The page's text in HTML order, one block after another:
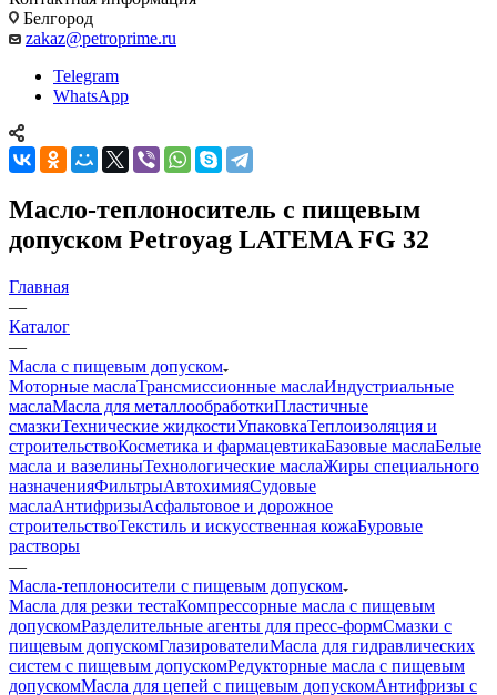
Белгород
zakaz@petroprime.ru
Telegram
WhatsApp
Масло-теплоноситель с пищевым
допуском Petroyag LATEMA FG 32
Главная
—
Каталог
—
Масла с пищевым допуском
Моторные маслаТрансмиссионные маслаИндустриальные
маслаМасла для металлообработкиПластичные
смазкиТехнические жидкостиУпаковкаТеплоизоляция и
строительствоКосметика и фармацевтикаБазовые маслаБелые
масла и вазелиныТехнологические маслаЖиры специального
назначенияФильтрыАвтохимияСудовые
маслаАнтифризыАсфальтовое и дорожное
строительствоТекстиль и искусственная кожаБуровые
растворы
—
Масла-теплоносители с пищевым допуском
Масла для резки тестаКомпрессорные масла с пищевым
допускомРазделительные агенты для пресс-формСмазки с
пищевым допускомГлазирователиМасла для гидравлических
систем с пищевым допускомРедукторные масла с пищевым
допускомМасла для цепей с пищевым допускомАнтифризы с